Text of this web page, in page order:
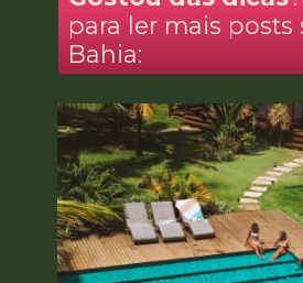
para ler mais posts
Bahia: